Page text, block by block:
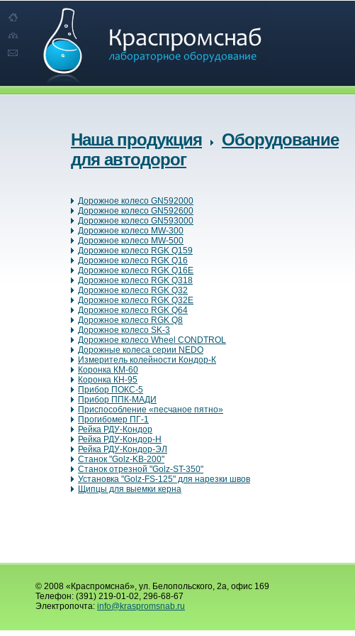
Наша продукция
Оборудование
для автодорог
Дорожное колесо GN592000
Дорожное колесо GN592600
Дорожное колесо GN593000
Дорожное колесо MW-300
Дорожное колесо MW-500
Дорожное колесо RGK Q159
Дорожное колесо RGK Q16
Дорожное колесо RGK Q16E
Дорожное колесо RGK Q318
Дорожное колесо RGK Q32
Дорожное колесо RGK Q32E
Дорожное колесо RGK Q64
Дорожное колесо RGK Q8
Дорожное колесо SK-3
Дорожное колесо Wheel CONDTROL
Дорожные колеса серии NEDO
Измеритель колейности Кондор-К
Коронка КМ-60
Коронка КН-95
Прибор ПОКС-5
Прибор ППК-МАДИ
Приспособление «песчаное пятно»
Прогибомер ПГ-1
Рейка РДУ-Кондор
Рейка РДУ-Кондор-Н
Рейка РДУ-Кондор-ЭЛ
Станок "Golz-KB-200"
Станок отрезной "Golz-ST-350"
Установка "Golz-FS-125" для нарезки швов
Щипцы для выемки керна
© 2008 «Краспромснаб», ул. Белопольского, 2а, офис 169
Телефон: (391) 219-01-02, 296-68-67
Электропочта: info@kraspromsnab.ru